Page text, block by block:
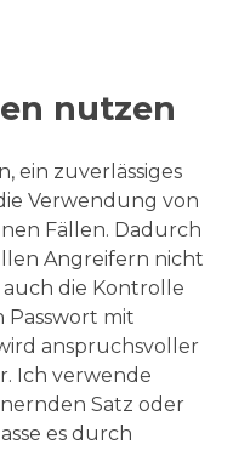
nutzen
ein zuverlässiges
Verwendung von
Fällen. Dadurch
Angreifern nicht
die Kontrolle
Passwort mit
anspruchsvoller
Ich verwende
Satz oder
es durch